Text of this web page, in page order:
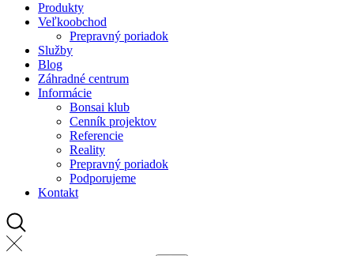
Produkty
Veľkoobchod
Prepravný poriadok
Služby
Blog
Záhradné centrum
Informácie
Bonsai klub
Cenník projektov
Referencie
Reality
Prepravný poriadok
Podporujeme
Kontakt